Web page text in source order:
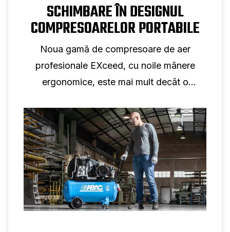
SCHIMBARE ÎN DESIGNUL
COMPRESOARELOR PORTABILE
Noua gamă de compresoare de aer
profesionale EXceed, cu noile mânere
ergonomice, este mai mult decât o
bunăstarea forței de muncă.